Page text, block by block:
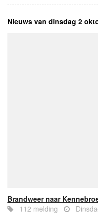
Nieuws van dinsdag 2
Brandweer naar
112 melding